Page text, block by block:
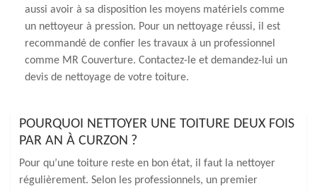
aussi avoir à sa disposition les moyens matériels comme
un nettoyeur à pression. Pour un nettoyage réussi, il est
recommandé de confier les travaux à un professionnel
comme MR Couverture. Contactez-le et demandez-lui un
devis de nettoyage de votre toiture.
POURQUOI NETTOYER UNE TOITURE DEUX FOIS
PAR AN À CURZON ?
Pour qu’une toiture reste en bon état, il faut la nettoyer
régulièrement. Selon les professionnels, un premier